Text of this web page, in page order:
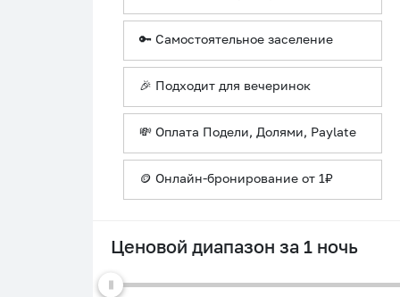
🔑 Самостоятельное заселение
🎉 Подходит для вечеринок
💸 Оплата Подели, Долями, Paylate
🪙 Онлайн-бронирование от 1₽
Ценовой диапазон за 1 ночь